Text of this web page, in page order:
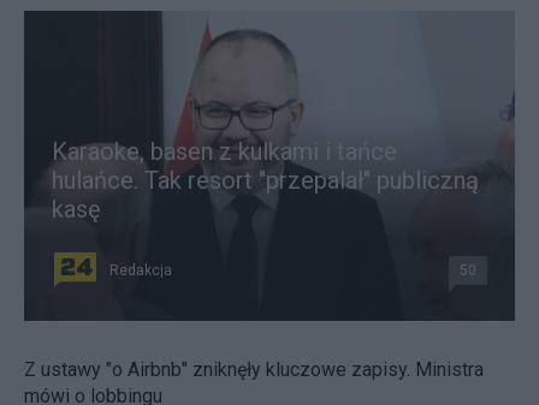
Karaoke, basen z kulkami i tańce
hulańce. Tak resort "przepalał" publiczną
kasę
Redakcja 50
Z ustawy "o Airbnb" zniknęły kluczowe zapisy. Ministra
mówi o lobbingu